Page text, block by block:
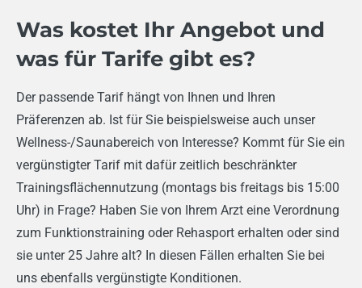
Was kostet Ihr Angebot und
was für Tarife gibt es?
Der passende Tarif hängt von Ihnen und Ihren
Präferenzen ab. Ist für Sie beispielsweise auch unser
Wellness-/Saunabereich von Interesse? Kommt für Sie ein
vergünstigter Tarif mit dafür zeitlich beschränkter
Trainingsflächennutzung (montags bis freitags bis 15:00
Uhr) in Frage? Haben Sie von Ihrem Arzt eine Verordnung
zum Funktionstraining oder Rehasport erhalten oder sind
sie unter 25 Jahre alt? In diesen Fällen erhalten Sie bei
uns ebenfalls vergünstigte Konditionen.